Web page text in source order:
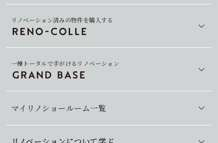
マイリノショールーム一覧
リノベーション済みの物件を購入する
一棟トータルで手がけるリノベーション